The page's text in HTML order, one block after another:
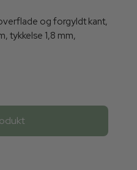
og forgyldt kant,
tykkelse 1,8 mm,